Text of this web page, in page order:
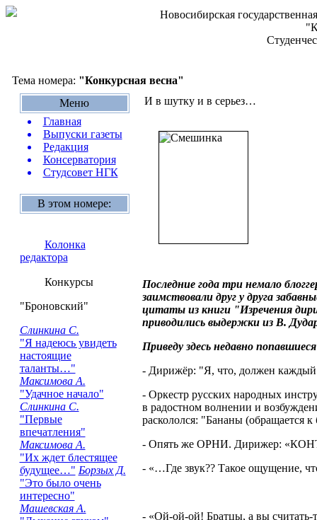
Новосибирская
Тема номера: "Конкурсная весна"
Меню
Главная
Выпуски газеты
Редакция
Консерватория
Студсовет НГК
В этом номере:
Колонка
редактора
Конкурсы
"Броновский"
Слинкина С.
"Я надеюсь увидеть
настоящие
таланты…"
Максимова А.
"Удачное начало"
Слинкина С.
"Первые
впечатления"
Максимова А.
"Их ждет блестящее
будущее…" Борзых Д.
"Это было очень
интересно"
Машевская А.
И в шутку и в серьез…
Последние года три немало
заимствовали друг у друга
цитаты из книги "Изречения
приводились выдержки из В.
Приведу здесь недавно
- Дирижёр: "Я, что, должен каждый
- Оркестр русских народных
в радостном волнении и
раскололся: "Бананы (обращается
- Опять же ОРНИ. Дирижер:
- «…Где звук?? Такое ощущение,
- «Ой-ой-ой! Братцы, а вы считать-